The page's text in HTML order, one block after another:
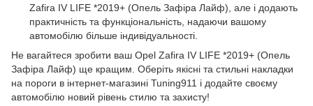
Zafira IV LIFE *2019+ (Опель Зафіра Лайф), але і додають
практичність та функціональність, надаючи вашому
автомобілю більше індивідуальності.
Не вагайтеся зробити ваш Opel Zafira IV LIFE *2019+ (Опель
Зафіра Лайф) ще кращим. Оберіть якісні та стильні накладки
на пороги в інтернет-магазині Tuning911 і додайте своєму
автомобілю новий рівень стилю та захисту!